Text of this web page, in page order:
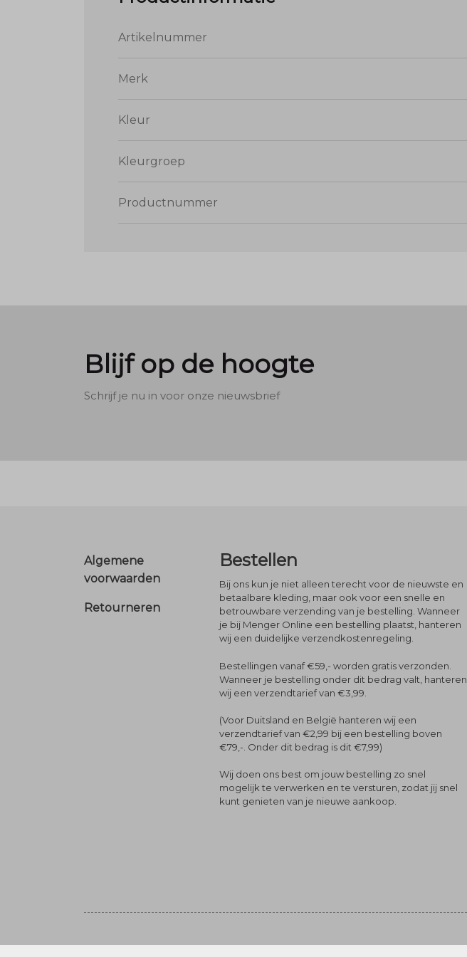
Artikelnummer
Merk
Kleur
Kleurgroep
Productnummer
Blijf op de hoogte
Schrijf je nu in voor onze nieuwsbrief
Footer
Algemene
voorwaarden
Retourneren
Bestellen
Bij ons kun je niet alleen terecht voor de nieuwste en
betaalbare kleding, maar ook voor een snelle en
betrouwbare verzending van je bestelling. Wanneer
je bij Menger Online een bestelling plaatst, hanteren
wij een duidelijke verzendkostenregeling.
Bestellingen vanaf €59,- worden gratis verzonden.
Wanneer je bestelling onder dit bedrag valt, hanteren
wij een verzendtarief van €3,99.
(Voor Duitsland en België hanteren wij een
verzendtarief van €2,99 bij een bestelling boven
€79,-. Onder dit bedrag is dit €7,99)
Wij doen ons best om jouw bestelling zo snel
mogelijk te verwerken en te versturen, zodat jij snel
kunt genieten van je nieuwe aankoop.